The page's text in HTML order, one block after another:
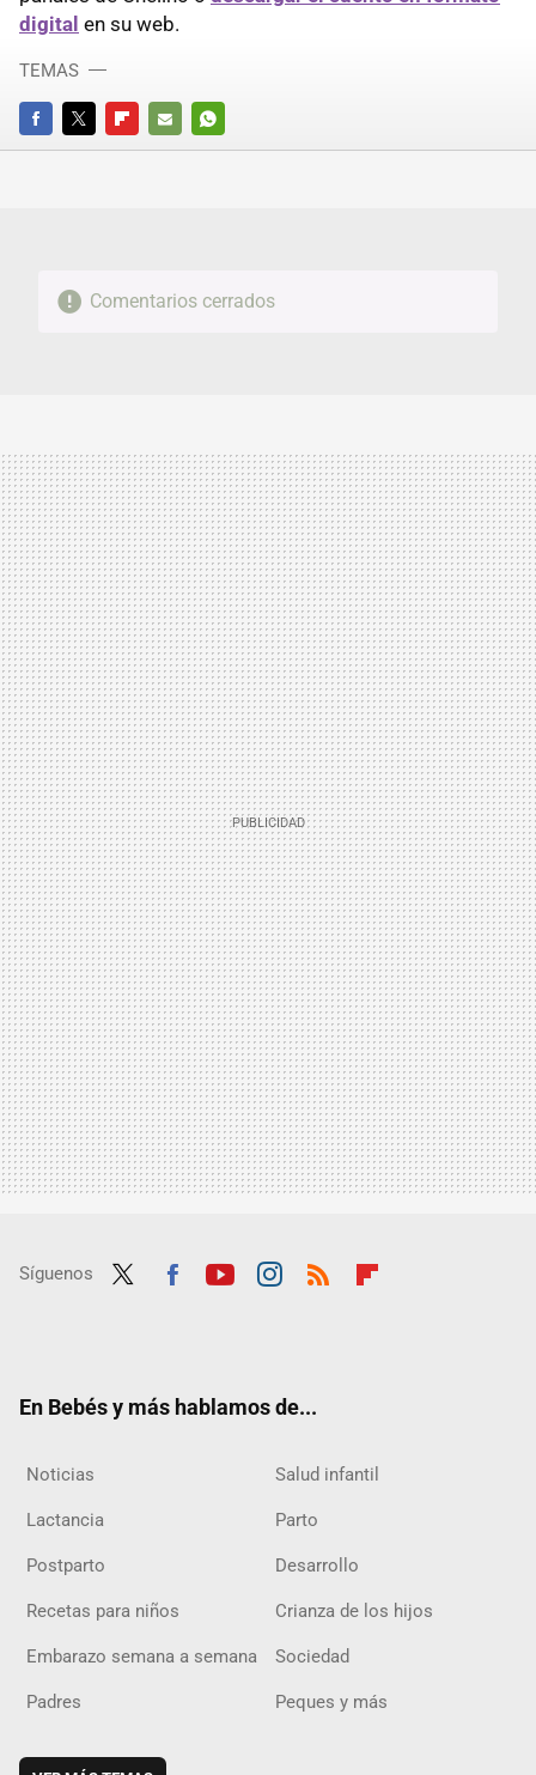
digital en su web.
FACEBOOKTWITTERFLIPBOARD
E-
WHATSAPP
TEMAS
Comentarios cerrados
Síguenos
En Bebés y más hablamos de...
Noticias Salud infantil
Lactancia Parto
Postparto Desarrollo
Recetas para niños Crianza de los hijos
Embarazo semana a semana Sociedad
Padres Peques y más